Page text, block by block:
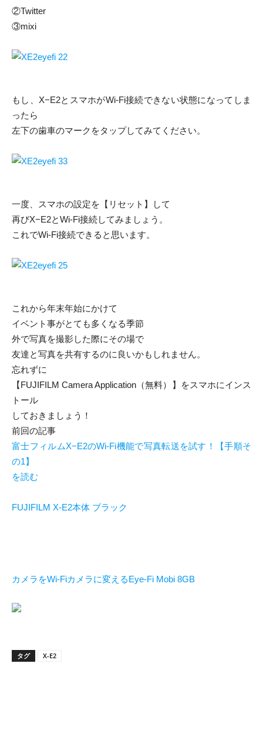
②Twitter
③mixi
もし、X−E2とスマホがWi-Fi接続できない状態になってしま
ったら
左下の歯車のマークをタップしてみてください。
一度、スマホの設定を【リセット】して
再びX−E2とWi-Fi接続してみましょう。
これでWi-Fi接続できると思います。
これから年末年始にかけて
イベント事がとても多くなる季節
外で写真を撮影した際にその場で
友達と写真を共有するのに良いかもしれません。
忘れずに
【FUJIFILM Camera Application（無料）】をスマホにインス
トール
しておきましょう！
前回の記事
富士フィルムX−E2のWi-Fi機能で写真転送を試す！【手順そ
の1】
を読む
FUJIFILM X-E2本体 ブラック
カメラをWi-Fiカメラに変えるEye-Fi Mobi 8GB
タグ X-E2